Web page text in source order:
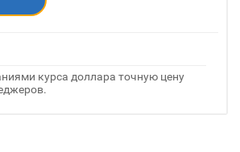
курса доллара точную цену